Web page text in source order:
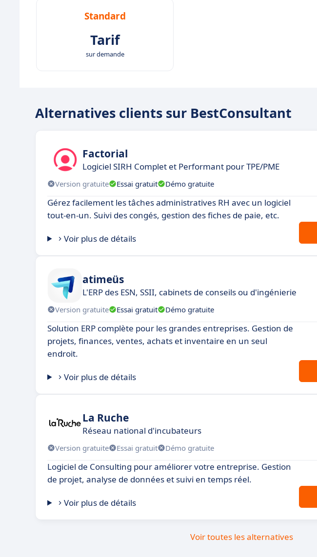
Standard
Tarif
sur demande
Alternatives clients sur BestConsultant
Factorial
Logiciel SIRH Complet et Performant pour TPE/PME
Version gratuite Essai gratuit Démo gratuite
Gérez facilement les tâches administratives RH avec un logiciel
tout-en-un. Suivi des congés, gestion des fiches de paie, etc.
Voir plus de détails
atimeüs
L'ERP des ESN, SSII, cabinets de conseils ou d'ingénierie
Version gratuite Essai gratuit Démo gratuite
Solution ERP complète pour les grandes entreprises. Gestion de
projets, finances, ventes, achats et inventaire en un seul
endroit.
Voir plus de détails
La Ruche
Réseau national d'incubateurs
Version gratuite Essai gratuit Démo gratuite
Logiciel de Consulting pour améliorer votre entreprise. Gestion
de projet, analyse de données et suivi en temps réel.
Voir plus de détails
Voir toutes les alternatives